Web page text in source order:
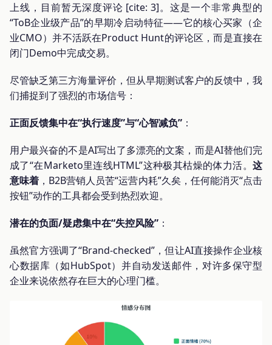
上线，目前暂无深度评论 [cite: 3]。这是一个非常典型的
“ToB企业级产品”的早期冷启动特征——它的核心买家（企
业CMO）并不活跃在Product Hunt的评论区，而是直接在
闭门Demo中完成交易。
尽管缺乏第三方海量评价，但从早期测试客户的反馈中，我
们捕捉到了强烈的市场信号：
正面反馈集中在“执行速度”与“心智减负” ：
用户最兴奋的不是AI写出了多漂亮的文案，而是AI替他们完
成了“在Marketo里连线HTML”这种极其枯燥的体力活。 这
意味着 ，B2B营销人员苦“运营内耗”久矣，任何能消灭“点击
按钮”动作的工具都会受到热烈欢迎。
潜在的负面/疑虑集中在“失控风险” ：
虽然官方强调了“Brand-checked”，但让AI直接操作企业核
心数据库（如HubSpot）并自动发送邮件，对许多保守型
企业来说依然存在巨大的心理门槛。